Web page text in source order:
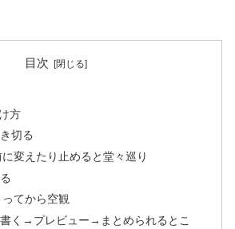
目次
方
切る
変えたり止めると堂々巡り
てから空観
く→プレビュー→まとめられるとこ